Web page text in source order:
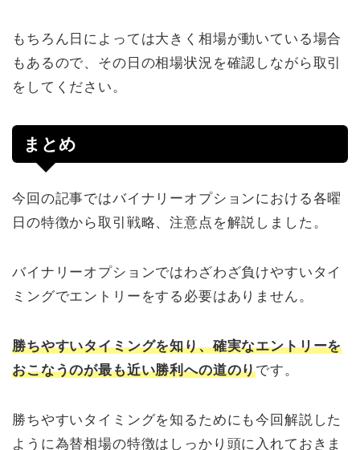
もちろん日によっては大きく相場が動いている場合
もあるので、その日の相場状況を確認しながら取引
をしてください。
まとめ
今回の記事ではバイナリーオプションにおける各曜
日の特徴から取引戦略、注意点を解説しました。
バイナリーオプションではわざわざ負けやすいタイ
ミングでエントリーをする必要はありません。
勝ちやすいタイミングを知り、確実なエントリーを
おこなうのが最も近い勝利への道のりです。
勝ちやすいタイミングを知るためにも今回解説した
ように為替相場の特徴はしっかり頭に入れておきま